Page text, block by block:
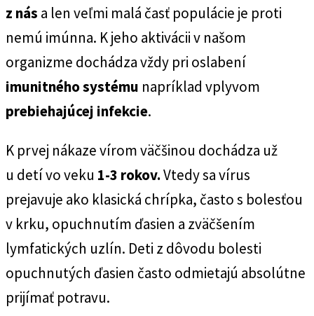
z nás a len veľmi malá časť populácie je proti
nemú imúnna. K jeho aktivácii v našom
organizme dochádza vždy pri oslabení
imunitného systému napríklad vplyvom
prebiehajúcej infekcie.
K prvej nákaze vírom väčšinou dochádza už
u detí vo veku 1-3 rokov.Vtedy sa vírus
prejavuje ako klasická chrípka, často s bolesťou
v krku, opuchnutím ďasien a zväčšením
lymfatických uzlín. Deti z dôvodu bolesti
opuchnutých ďasien často odmietajú absolútne
prijímať potravu.